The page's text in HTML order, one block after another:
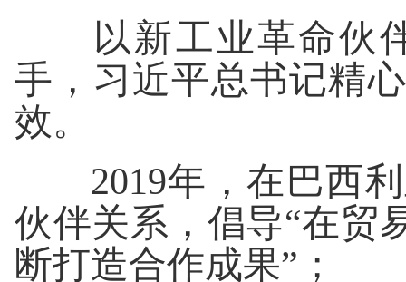
以新工业革命伙伴
手，习近平总书记精
效。
2019年，在巴西利
伙伴关系，倡导“在贸
断打造合作成果”；